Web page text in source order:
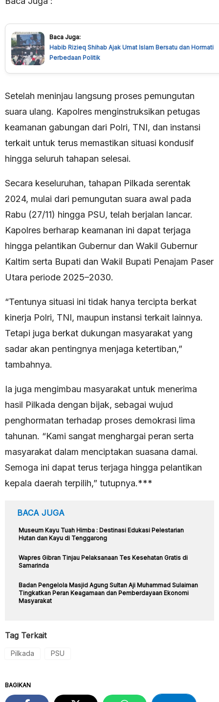
Baca Juga:
Habib Rizieq Shihab Ajak Umat Islam Bersatu dan Hormati
Perbedaan Politik
Setelah meninjau langsung proses pemungutan
suara ulang. Kapolres menginstruksikan petugas
keamanan gabungan dari Polri, TNI, dan instansi
terkait untuk terus memastikan situasi kondusif
hingga seluruh tahapan selesai.
Secara keseluruhan, tahapan Pilkada serentak
2024, mulai dari pemungutan suara awal pada
Rabu (27/11) hingga PSU, telah berjalan lancar.
Kapolres berharap keamanan ini dapat terjaga
hingga pelantikan Gubernur dan Wakil Gubernur
Kaltim serta Bupati dan Wakil Bupati Penajam Paser
Utara periode 2025–2030.
“Tentunya situasi ini tidak hanya tercipta berkat
kinerja Polri, TNI, maupun instansi terkait lainnya.
Tetapi juga berkat dukungan masyarakat yang
sadar akan pentingnya menjaga ketertiban,”
tambahnya.
Ia juga mengimbau masyarakat untuk menerima
hasil Pilkada dengan bijak, sebagai wujud
penghormatan terhadap proses demokrasi lima
tahunan. “Kami sangat menghargai peran serta
masyarakat dalam menciptakan suasana damai.
Semoga ini dapat terus terjaga hingga pelantikan
kepala daerah terpilih,” tutupnya.***
BACA JUGA
Museum Kayu Tuah Himba : Destinasi Edukasi Pelestarian
Hutan dan Kayu di Tenggarong
Wapres Gibran Tinjau Pelaksanaan Tes Kesehatan Gratis di
Samarinda
Badan Pengelola Masjid Agung Sultan Aji Muhammad Sulaiman
Tingkatkan Peran Keagamaan dan Pemberdayaan Ekonomi
Masyarakat
Tag Terkait
Pilkada PSU
BAGIKAN